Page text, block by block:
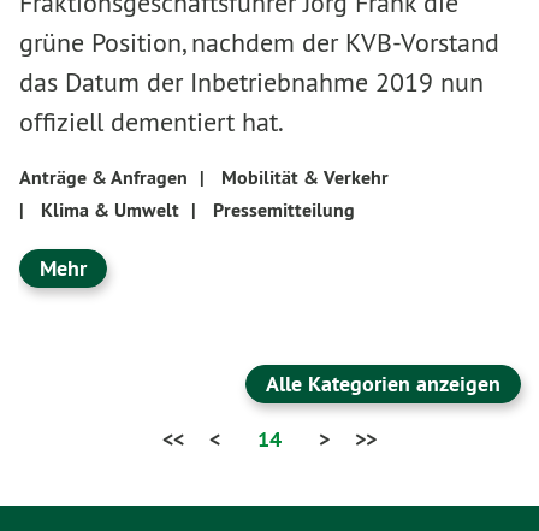
grüne Position, nachdem der KVB-Vorstand
das Datum der Inbetriebnahme 2019 nun
offiziell dementiert hat.
Anträge & Anfragen |
Mobilität & Verkehr
|
Klima & Umwelt | Pressemitteilung
Mehr
Alle Kategorien anzeigen
<<
< 14 > >>